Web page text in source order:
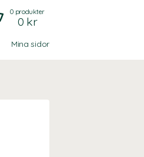
0produkter
0 kr
Mina sidor